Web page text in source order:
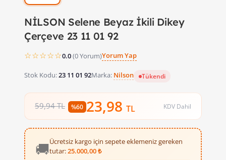
NİLSON Selene Beyaz İkili Dikey
Çerçeve 23 11 01 92
☆☆☆☆☆0.0(0 Yorum)Yorum Yap
Stok Kodu:23 11 01 92Marka: Nilson Tükendi
59,94 TL %60 23,98 TL KDV Dahil
🚚Ücretsiz kargo için sepete eklemeniz gereken
tutar:25.000,00 ₺